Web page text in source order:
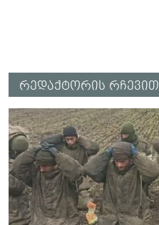
რედაქტორის რჩევით